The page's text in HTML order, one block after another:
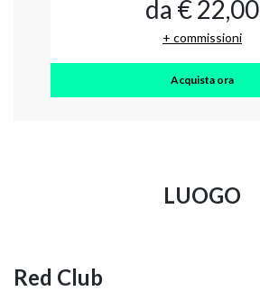
da € 22,00
+ commissioni
Acquista ora
LUOGO
Red Club